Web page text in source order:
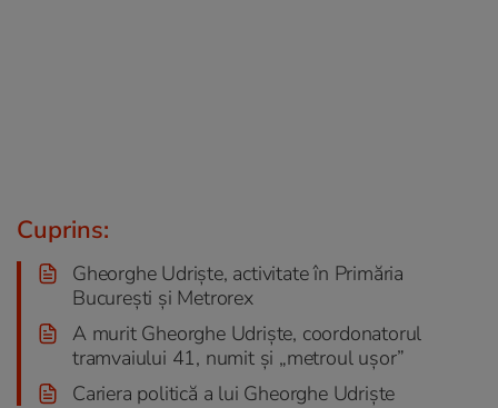
Cuprins:
Gheorghe Udriște, activitate în Primăria
București și Metrorex
A murit Gheorghe Udriște, coordonatorul
tramvaiului 41, numit și „metroul ușor”
Cariera politică a lui Gheorghe Udriște